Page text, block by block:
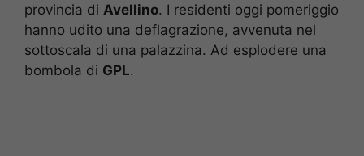
provincia di Avellino. I residenti oggi pomeriggio
hanno udito una deflagrazione, avvenuta nel
sottoscala di una palazzina. Ad esplodere una
bombola di GPL.